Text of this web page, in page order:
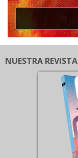
NUESTRA REVISTA